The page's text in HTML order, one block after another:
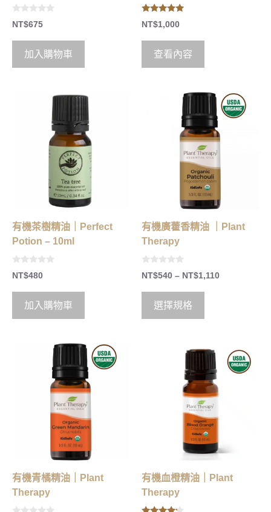
0
o
5
NT$675
加入購物車
4.83
out of 5
NT$1,000
查看內容
有機茶樹精油｜Perfect
Potion – 10ml
0
o
t
5
NT$480
加入購物車
有機廣藿香精油 ｜Plant
Therapy
0
o
t
5
NT$540 – NT$1,110
選擇規格
有機青橘精油｜Plant
Therapy
有機血橙精油｜Plant
Therapy